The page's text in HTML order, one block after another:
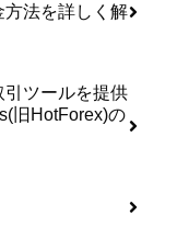
方法を詳しく解
引ツールを提供
旧HotForex)の